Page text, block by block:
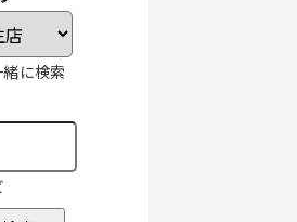
に検索